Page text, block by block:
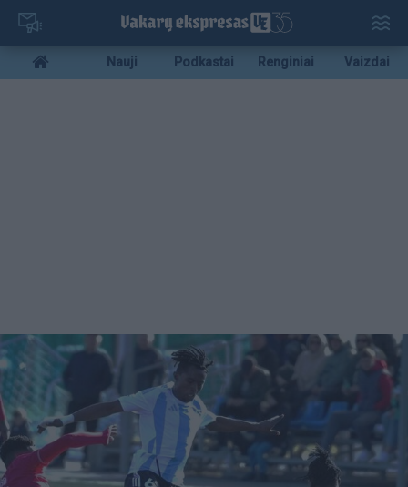
Pereiti
pagrindinį
turinį
Mobile
menu
Nauji Podkastai Renginiai Vaizdai